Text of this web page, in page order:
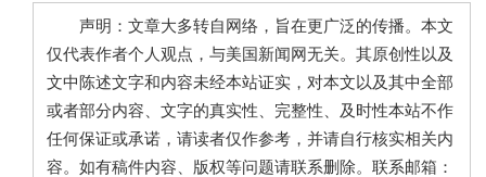
声明：文章大多转自网络，旨在更广泛的传播。本文
仅代表作者个人观点，与美国新闻网无关。其原创性以及
文中陈述文字和内容未经本站证实，对本文以及其中全部
或者部分内容、文字的真实性、完整性、及时性本站不作
任何保证或承诺，请读者仅作参考，并请自行核实相关内
容。如有稿件内容、版权等问题请联系删除。联系邮箱：